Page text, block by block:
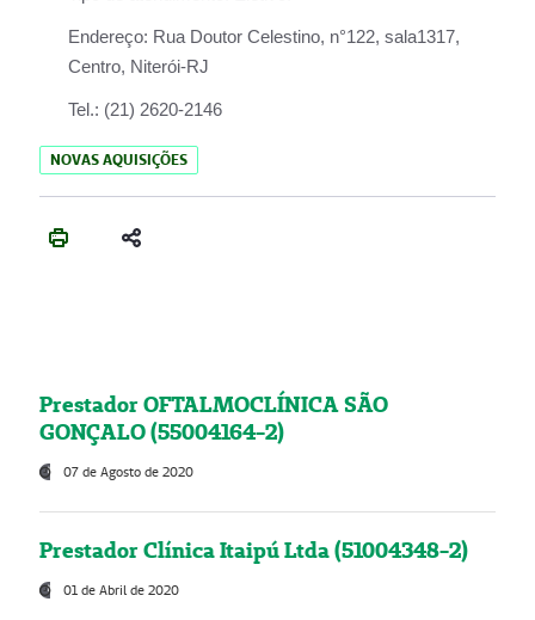
Endereço: Rua Doutor Celestino, n°122, sala1317,
Centro, Niterói-RJ
Tel.: (21) 2620-2146
NOVAS AQUISIÇÕES
Prestador OFTALMOCLÍNICA SÃO
GONÇALO (55004164-2)
07 de Agosto de 2020
Prestador Clínica Itaipú Ltda (51004348-2)
01 de Abril de 2020